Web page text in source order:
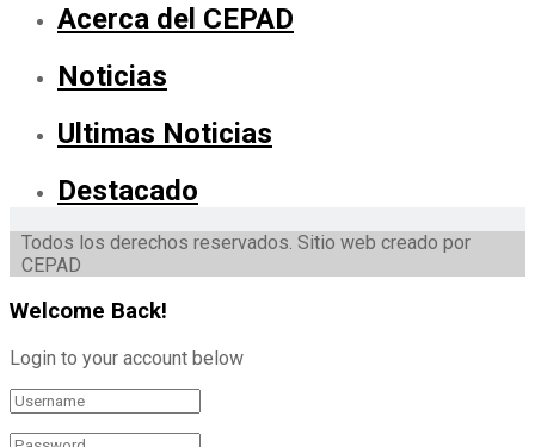
Acerca del CEPAD
Noticias
Ultimas Noticias
Destacado
Todos los derechos reservados. Sitio web creado por
CEPAD
Welcome Back!
Login to your account below